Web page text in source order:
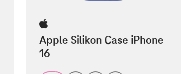
Apple Silikon Case iPhone
16